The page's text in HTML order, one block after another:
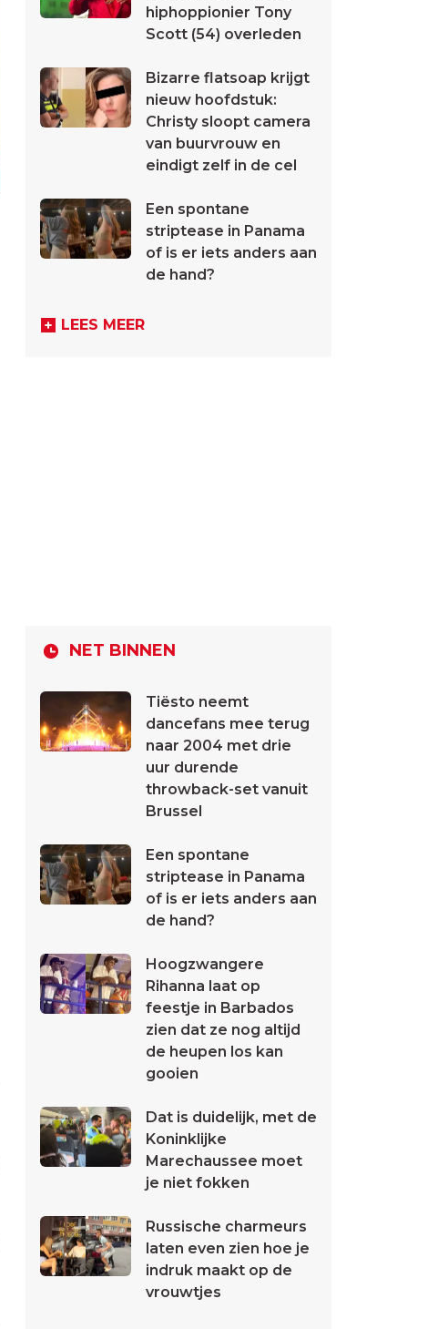
hiphoppionier Tony
Scott (54) overleden
Bizarre flatsoap krijgt
nieuw hoofdstuk:
Christy sloopt camera
van buurvrouw en
eindigt zelf in de cel
Een spontane
striptease in Panama
of is er iets anders aan
de hand?
LEES MEER
NET BINNEN
Tiësto neemt
dancefans mee terug
naar 2004 met drie
uur durende
throwback-set vanuit
Brussel
Een spontane
striptease in Panama
of is er iets anders aan
de hand?
Hoogzwangere
Rihanna laat op
feestje in Barbados
zien dat ze nog altijd
de heupen los kan
gooien
Dat is duidelijk, met de
Koninklijke
Marechaussee moet
je niet fokken
Russische charmeurs
laten even zien hoe je
indruk maakt op de
vrouwtjes